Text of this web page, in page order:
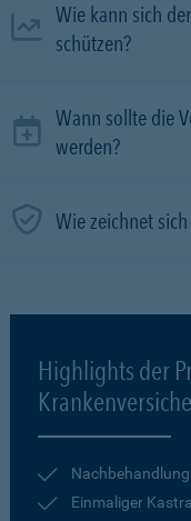
Wie kann sich
schützen?
Wann sollte die
werden?
Wie zeichnet
Highlights der
Einmaliger